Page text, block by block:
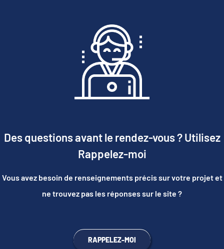
Des questions avant le rendez-vous ? Utilisez
Rappelez-moi
Vous avez besoin de renseignements précis sur votre projet et
ne trouvez pas les réponses sur le site ?
RAPPELEZ-MOI